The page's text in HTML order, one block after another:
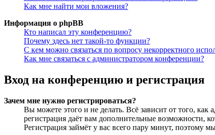
Как мне найти мои вложения?
Информация о phpBB
Кто написал эту конференцию?
Почему здесь нет такой-то функции?
С кем можно связаться по вопросу некорректного
Как мне связаться с администратором конференции?
Вход на конференцию и регистрация
Зачем мне нужно регистрироваться?
Вы можете этого и не делать. Всё зависит от того,
регистрация даёт вам дополнительные возможности,
Регистрация займёт у вас всего пару минут, поэтому